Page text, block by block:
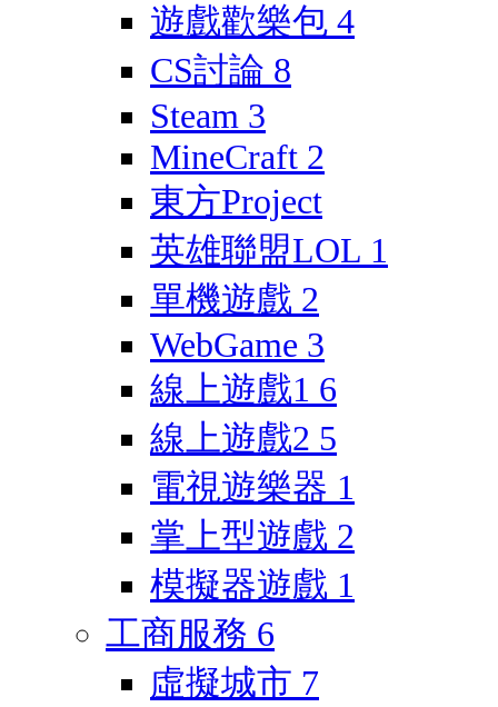
遊戲歡樂包 4
CS討論 8
Steam 3
MineCraft 2
東方Project
英雄聯盟LOL 1
單機遊戲 2
WebGame 3
線上遊戲1 6
線上遊戲2 5
電視遊樂器 1
掌上型遊戲 2
模擬器遊戲 1
工商服務 6
虛擬城市 7